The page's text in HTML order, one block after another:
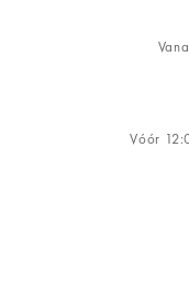
Vóór